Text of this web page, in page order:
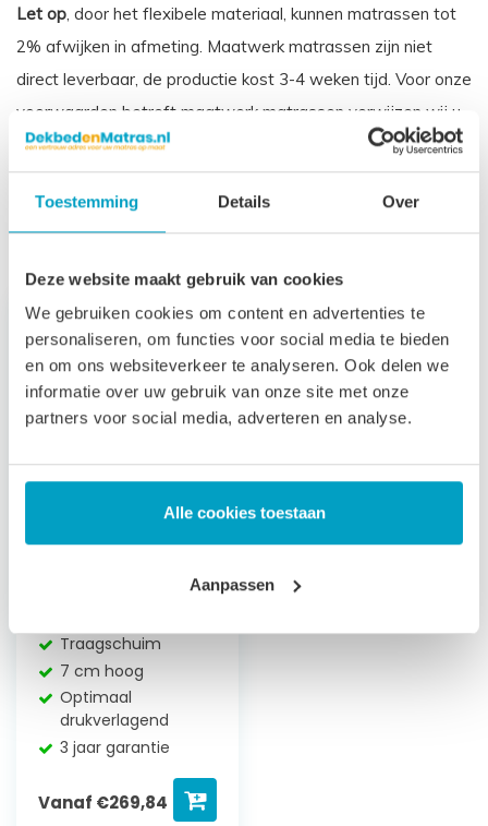
Toestemming Details Over
Deze website maakt gebruik van cookies
We gebruiken cookies om content en advertenties te
personaliseren, om functies voor social media te bieden
en om ons websiteverkeer te analyseren. Ook delen we
informatie over uw gebruik van onze site met onze
partners voor social media, adverteren en analyse.
Alle cookies toestaan
Aanpassen
Let op , door het flexibele materiaal, kunnen matrassen tot
2% afwijken in afmeting. Maatwerk matrassen zijn niet
direct leverbaar, de productie kost 3-4 weken tijd. Voor onze
voorwaarden betreft maatwerk matrassen verwijzen wij u
naar onzealgemene voorwaarden
Topmatras
Traagschuim
7 cm hoog
Optimaal
drukverlagend
3 jaar garantie
Vanaf €269,84